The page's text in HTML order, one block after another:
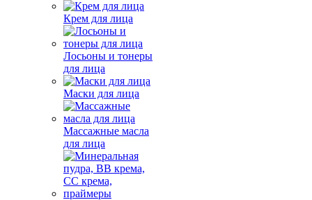
Крем для лица
Лосьоны и тонеры
для лица
Маски для лица
Массажные масла
для лица